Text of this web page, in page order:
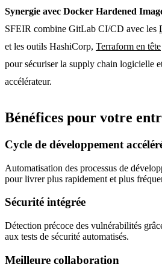
Synergie avec Docker Hardened
SFEIR combine GitLab CI/CD avec les
et les outils HashiCorp, Terraform en tête
pour sécuriser la supply chain logicielle
accélérateur.
Bénéfices pour votre
Cycle de développement
Automatisation des processus de
pour livrer plus rapidement et plus
Sécurité intégrée
Détection précoce des vulnérabilités
aux tests de sécurité automatisés.
Meilleure collaboration